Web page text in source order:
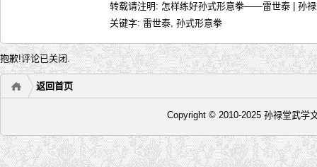
转载请注明: 怎样练好孙式形意拳——雷世泰 | 孙
关键字: 雷世泰, 孙式形意拳
抱歉!评论已关闭.
返回首页
Copyright © 2010-2025 孙禄堂武